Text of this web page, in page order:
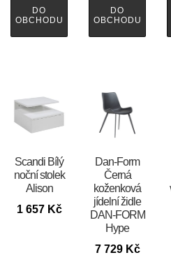
DO
OBCHODU
DO
OBCHODU
Scandi Bílý
noční stolek
Alison
1 657 Kč
​​​​​Dan-Form
Černá
koženková
jídelní židle
DAN-FORM
Hype
7 729 Kč